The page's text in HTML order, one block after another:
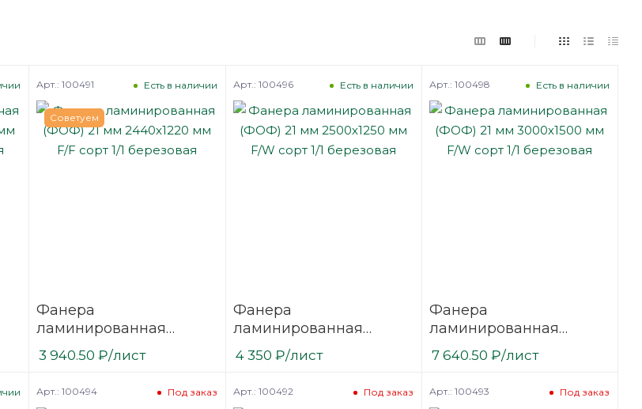
Советуем
Фанера
ламинированная
(ФОФ) 21 мм 2440х1220
мм F/F сорт 1/1
Есть в наличии
Арт.: 100491
3 940.50 ₽/лист
Фанера
ламинированная
(ФОФ) 21 мм 2500х1250
мм F/W сорт 1/1
Есть в наличии
Арт.: 100496
4 350 ₽/лист
Фанера
ламинированная
(ФОФ) 21 мм 3000х1500
мм F/W сорт 1/1
Есть в наличии
Арт.: 100498
7 640.50 ₽/лист
Под заказ
Арт.: 100494 Под заказ
Арт.: 100492 Под заказ
Арт.: 100493